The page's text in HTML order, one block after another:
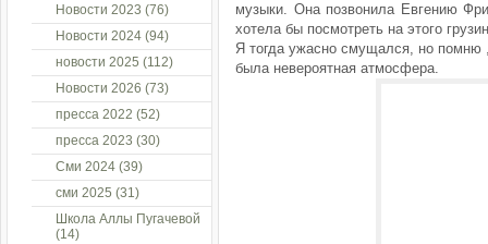
музыки. Она позвонила Евгению
хотела бы посмотреть на этого
Я тогда ужасно смущался, но помню
была невероятная атмосфера.
Новости 2023 (76)
Новости 2024 (94)
новости 2025 (112)
Новости 2026 (73)
пресса 2022 (52)
пресса 2023 (30)
Сми 2024 (39)
сми 2025 (31)
Школа Аллы Пугачевой
(14)